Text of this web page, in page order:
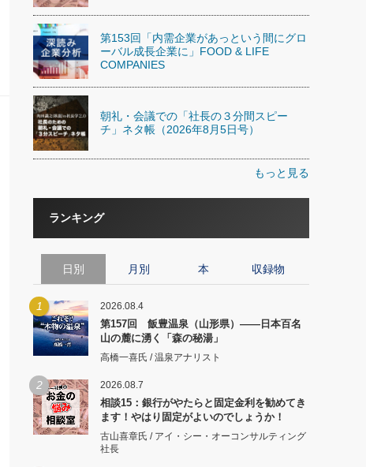
第153回「内需企業があっという間にグロ
ーバル成長企業に」FOOD & LIFE
COMPANIES
朝礼・会議での「社長の３分間スピー
チ」ネタ帳（2026年8月5日号）
もっと見る
ランキング
日別 月別 本 収録物
1 2026.08.4
第157回 飯豊温泉（山形県）――日本百名
山の麓に湧く「森の秘湯」
高橋一喜氏 / 温泉アナリスト
2 2026.08.7
相談15：銀行がやたらと固定金利を勧めてき
ます！やはり固定がよいのでしょうか！
古山喜章氏 / アイ・シー・オーコンサルティング
社長